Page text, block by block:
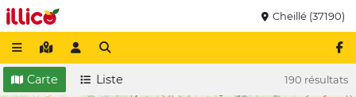
Cheillé (37190)
190 résultats
Carte Liste